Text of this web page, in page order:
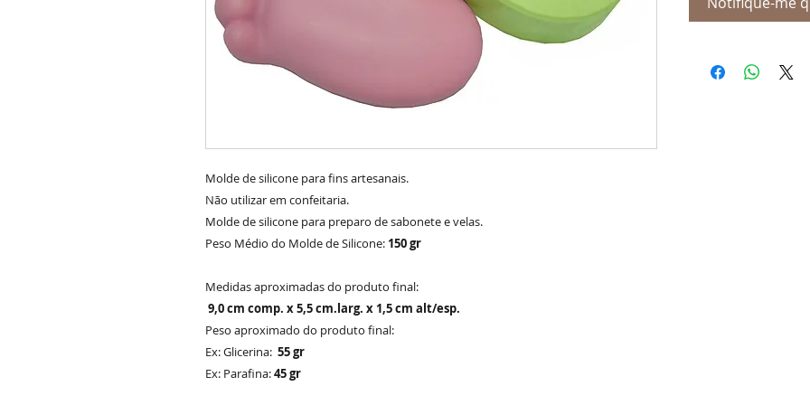
Molde de silicone para fins artesanais.
Não utilizar em confeitaria.
Molde de silicone para preparo de sabonete e velas.
Peso Médio do Molde de Silicone: 150gr
Medidas aproximadas do produto final:
9,0 cm comp. x 5,5 cm.larg. x 1,5 cm alt/esp.
Peso aproximado do produto final:
Ex: Glicerina: 55 gr
Ex: Parafina:45 gr